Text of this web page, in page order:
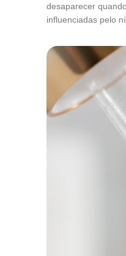
desaparecer
influenciadas pelo